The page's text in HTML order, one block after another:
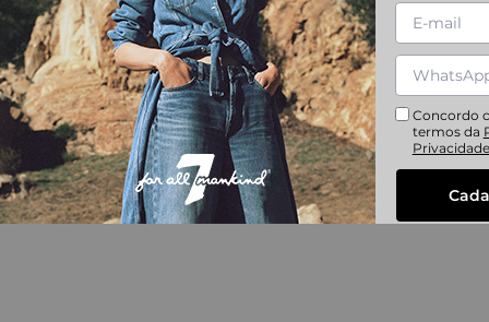
Concordo
termos da
Privacidade